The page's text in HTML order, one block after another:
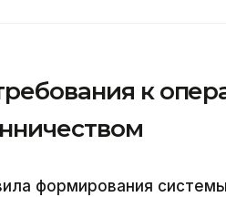
к
формирования